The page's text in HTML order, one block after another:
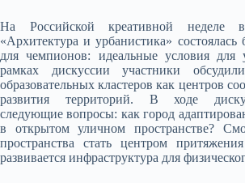
На Российской креативной неделе
«Архитектура и урбанистика» состоялась
для чемпионов: идеальные условия
рамках дискуссии участники
образовательных кластеров как центров
развития территорий. В ходе
следующие вопросы: как город
в открытом уличном пространстве?
пространства стать центром
развивается инфраструктура для